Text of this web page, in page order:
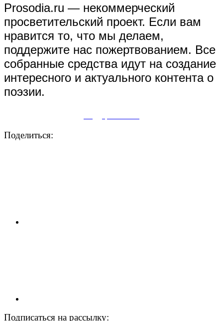
Prosodia.ru — некоммерческий
просветительский проект. Если вам
нравится то, что мы делаем,
поддержите нас пожертвованием. Все
собранные средства идут на создание
интересного и актуального контента о
поэзии.
Поделиться:
Подписаться на рассылку: